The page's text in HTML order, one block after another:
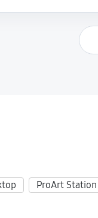
ProArt Station